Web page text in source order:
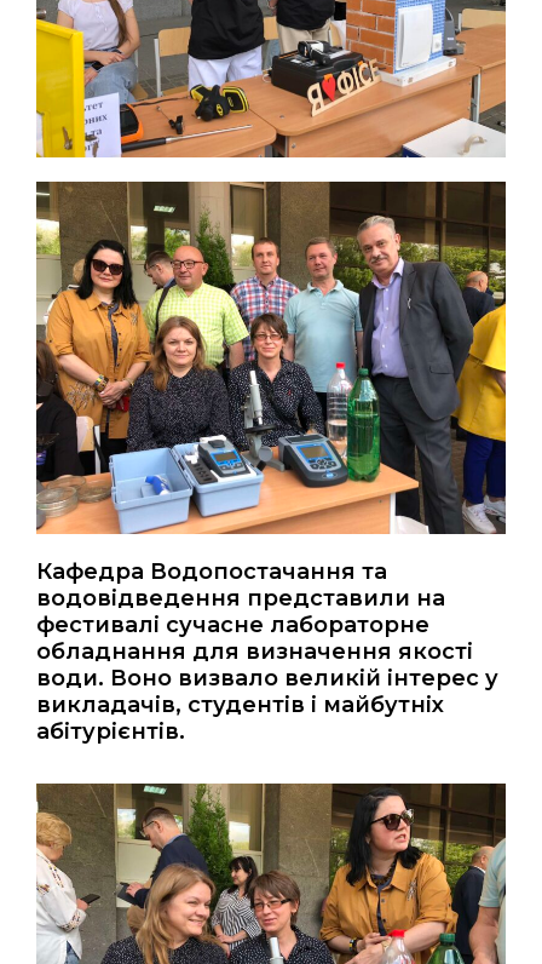
Кафедра Водопостачання та
водовідведення представили на
фестивалі сучасне лабораторне
обладнання для визначення якості
води. Воно визвало великій інтерес у
викладачів, студентів і майбутніх
абітурієнтів.